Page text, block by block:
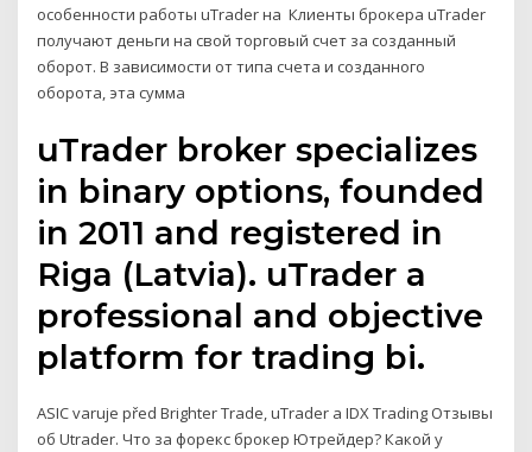
особенности работы uTrader на Клиенты брокера uTrader
получают деньги на свой торговый счет за созданный
оборот. В зависимости от типа счета и созданного
оборота, эта сумма
uTrader broker specializes
in binary options, founded
in 2011 and registered in
Riga (Latvia). uTrader a
professional and objective
platform for trading bi.
ASIC varuje před Brighter Trade, uTrader a IDX Trading Отзывы
об Utrader. Что за форекс брокер Ютрейдер? Какой у